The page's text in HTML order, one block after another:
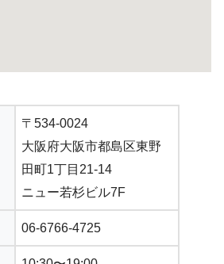
〒534-0024
大阪府大阪市都島区東野
田町1丁目21-14
ニュー若杉ビル7F
06-6766-4725